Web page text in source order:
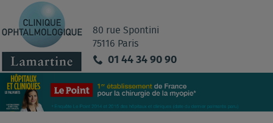
80 rue Spontini
75116 Paris
01 44 34 90 90